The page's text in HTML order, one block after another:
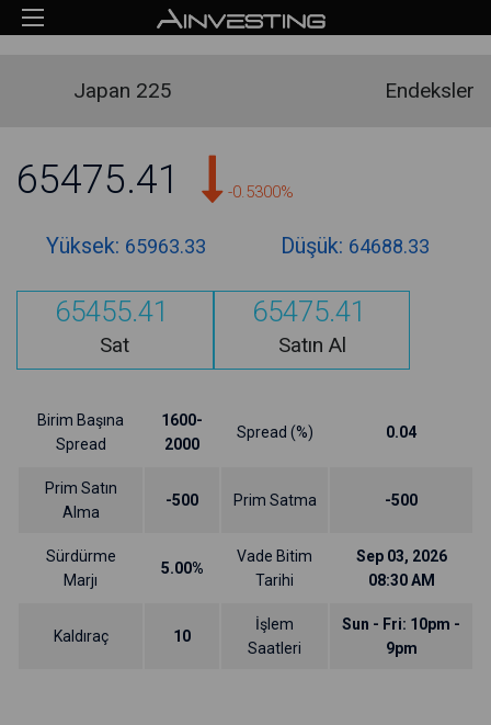
Japan 225 Endeksler
65475.41 -0.5300%
Yüksek: 65963.33 Düşük: 64688.33
65455.41
Sat
65475.41
Satın Al
Birim Başına
Spread
1600-
2000
Spread (%) 0.04
Prim Satın
Alma
-500 Prim Satma -500
Sürdürme
Marjı
5.00%
Vade Bitim
Tarihi
Sep 03, 2026
08:30 AM
Kaldıraç 10
İşlem
Saatleri
Sun - Fri: 10pm -
9pm